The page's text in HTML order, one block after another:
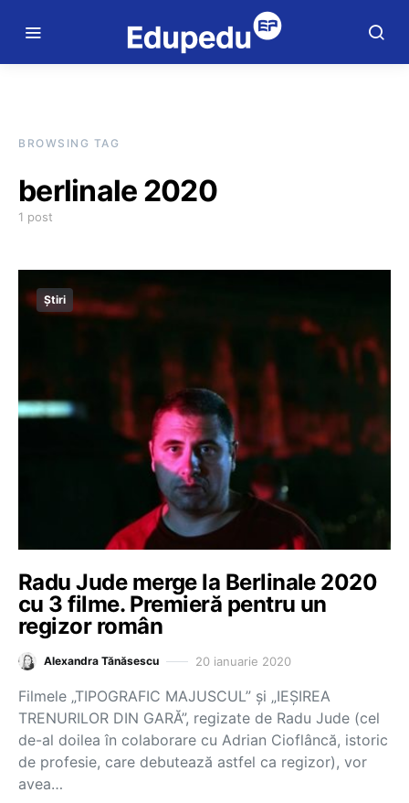
BROWSING TAG
berlinale 2020
1 post
Știri
Radu Jude merge la Berlinale 2020
cu 3 filme. Premieră pentru un
regizor român
Alexandra Tănăsescu 20 ianuarie 2020
Filmele „TIPOGRAFIC MAJUSCUL” și „IEȘIREA
TRENURILOR DIN GARĂ”, regizate de Radu Jude (cel
de-al doilea în colaborare cu Adrian Cioflâncă, istoric
de profesie, care debutează astfel ca regizor), vor
avea…